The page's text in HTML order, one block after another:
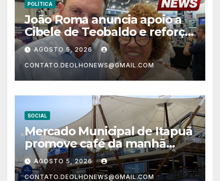
POLÍTICA
João Roma anuncia apoio a
Cibele de Teobaldo e reforça
projeto político para as
eleições de 2026
AGOSTO 5, 2026
CONTATO.DEOLHONEWS@GMAIL.COM
SOCIAL
Mercado Municipal de Itapuã
promove café da manhã
especial em homenagem ao
Dia dos Pais
AGOSTO 5, 2026
CONTATO.DEOLHONEWS@GMAIL.COM